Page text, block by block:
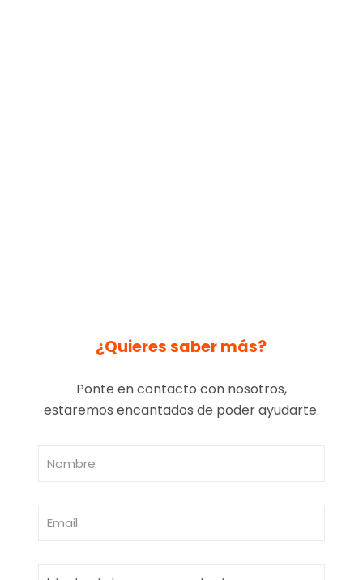
¿Quieres saber más?
Ponte en contacto con nosotros,
estaremos encantados de poder ayudarte.